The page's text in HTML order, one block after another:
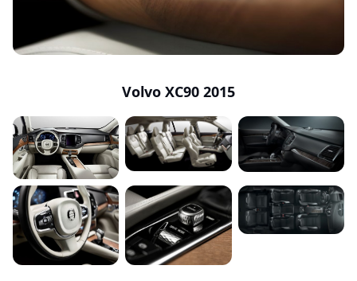
Volvo XC90 2015